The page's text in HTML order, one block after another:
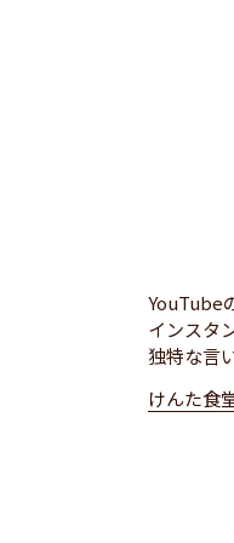
YouTube
インスタ
独特な言
けんた食